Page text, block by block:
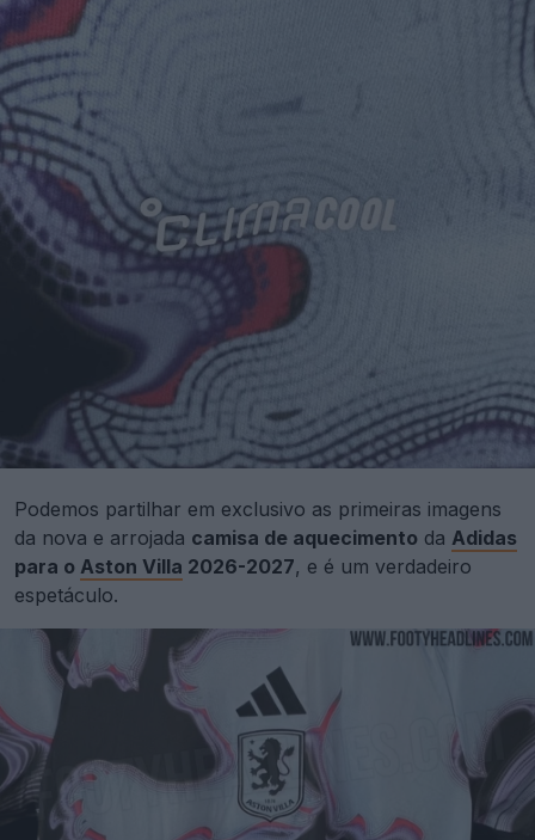
Podemos partilhar em exclusivo as primeiras imagens
da nova e arrojada camisa de aquecimento da Adidas
para o Aston Villa 2026-2027, e é um verdadeiro
espetáculo.